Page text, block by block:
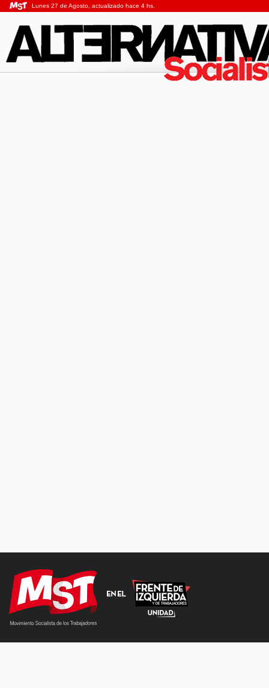
Lunes 27 de Agosto, actualizado hace 4 hs.